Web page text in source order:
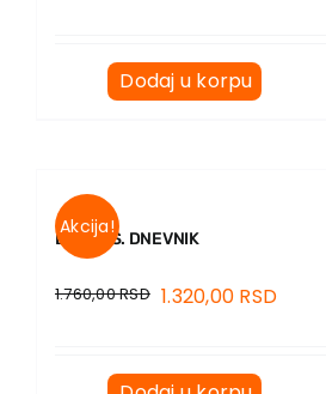
Dodaj u korpu
Akcija!
BORHES. DNEVNIK
1.760,00RSD 1.320,00 RSD